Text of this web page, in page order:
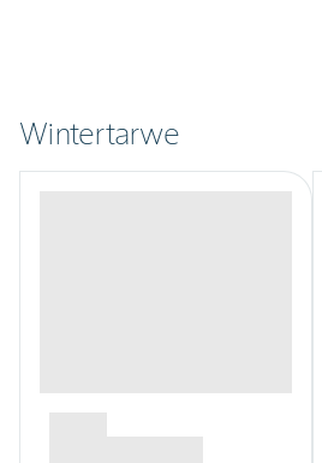
Wintertarwe